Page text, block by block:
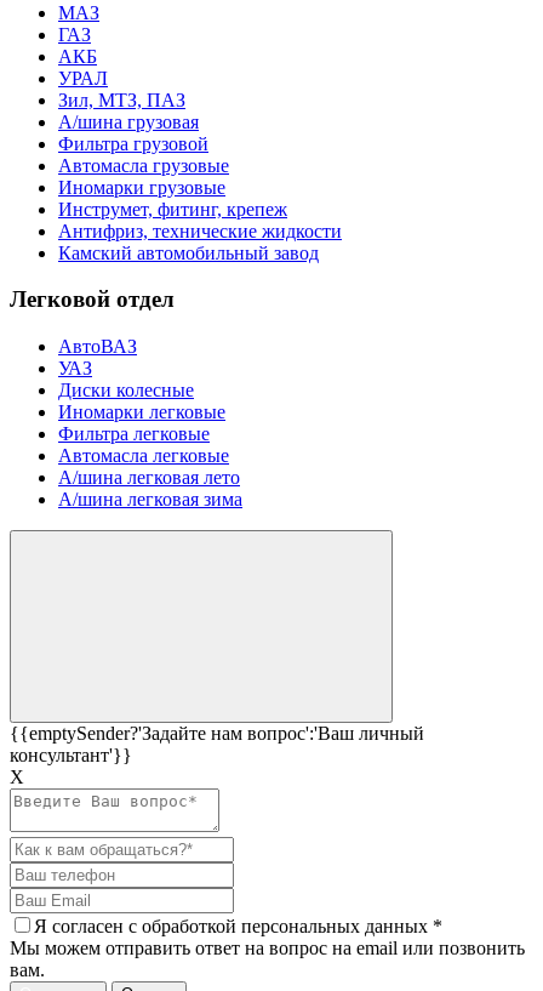
МАЗ
ГАЗ
АКБ
УРАЛ
Зил, МТЗ, ПАЗ
А/шина грузовая
Фильтра грузовой
Автомасла грузовые
Иномарки грузовые
Инструмет, фитинг, крепеж
Антифриз, технические жидкости
Камский автомобильный завод
Легковой отдел
АвтоВАЗ
УАЗ
Диски колесные
Иномарки легковые
Фильтра легковые
Автомасла легковые
А/шина легковая лето
А/шина легковая зима
{{emptySender?'Задайте нам вопрос':'Ваш личный
консультант'}}
Х
Я согласен c обработкой персональных данных *
Мы можем отправить ответ на вопрос на email или позвонить
вам.